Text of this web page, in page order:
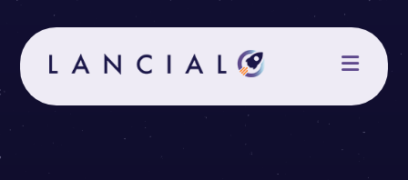
contenuto